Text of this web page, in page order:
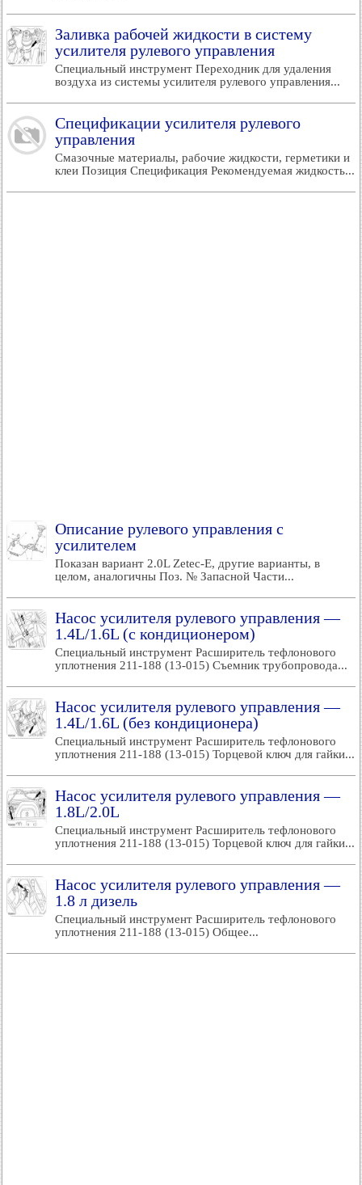
Заливка рабочей жидкости в систему
усилителя рулевого управления
Специальный инструмент Переходник для удаления
воздуха из системы усилителя рулевого управления...
Спецификации усилителя рулевого
управления
Смазочные материалы, рабочие жидкости, герметики и
клеи Позиция Спецификация Рекомендуемая жидкость...
Описание рулевого управления с
усилителем
Показан вариант 2.0L Zetec-E, другие варианты, в
целом, аналогичны Поз. № Запасной Части...
Насос усилителя рулевого управления —
1.4L/1.6L (с кондиционером)
Специальный инструмент Расширитель тефлонового
уплотнения 211-188 (13-015) Съемник трубопровода...
Насос усилителя рулевого управления —
1.4L/1.6L (без кондиционера)
Специальный инструмент Расширитель тефлонового
уплотнения 211-188 (13-015) Торцевой ключ для гайки...
Насос усилителя рулевого управления —
1.8L/2.0L
Специальный инструмент Расширитель тефлонового
уплотнения 211-188 (13-015) Торцевой ключ для гайки...
Насос усилителя рулевого управления —
1.8 л дизель
Специальный инструмент Расширитель тефлонового
уплотнения 211-188 (13-015) Общее...